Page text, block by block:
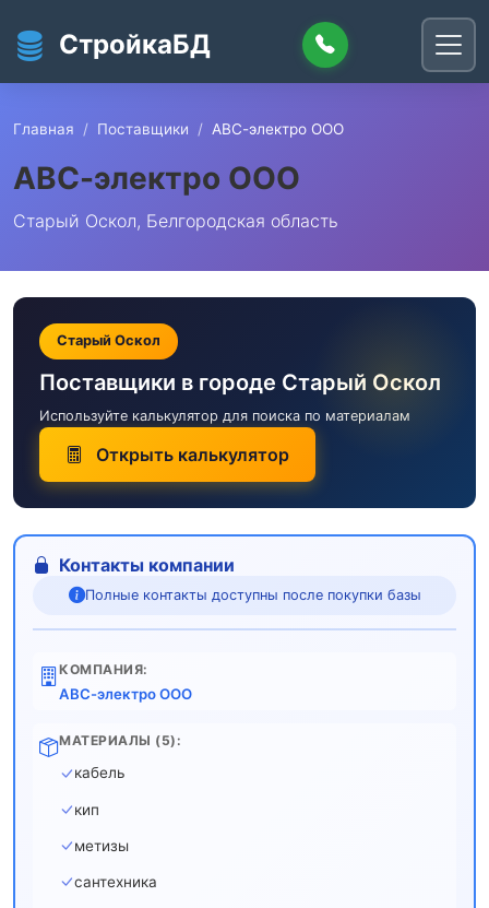
СтройкаБД
Главная Поставщики АВС-электро ООО
АВС-электро ООО
Старый Оскол, Белгородская область
Старый Оскол
Поставщики в городе Старый Оскол
Используйте калькулятор для поиска по материалам
Открыть калькулятор
Контакты компании
Полные контакты доступны после покупки базы
КОМПАНИЯ:
АВС-электро ООО
МАТЕРИАЛЫ (5):
кабель
кип
метизы
сантехника